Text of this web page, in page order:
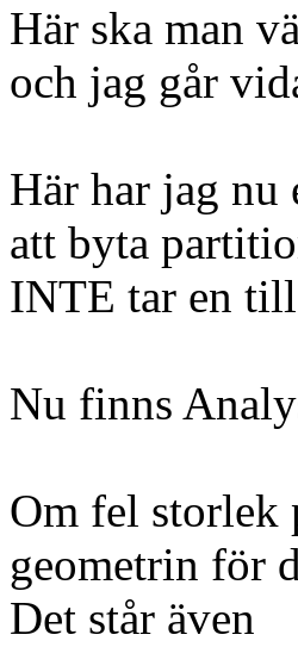
Här ska man
och jag går
Här har jag nu
att byta
INTE tar en
Nu finns
Om fel storlek
geometrin för
Det står även